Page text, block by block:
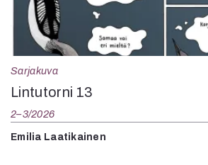
Sarjakuva
Lintutorni 13
2–3/2026
Emilia Laatikainen